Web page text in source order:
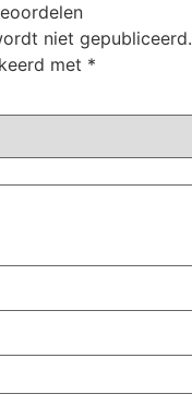
niet gepubliceerd.
met *